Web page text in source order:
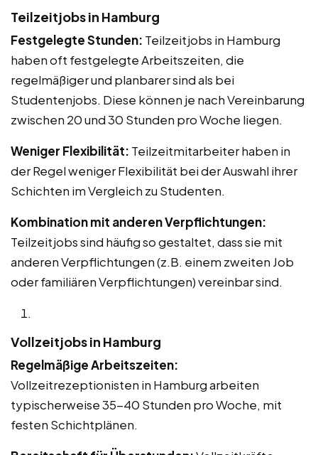
Teilzeitjobs in Hamburg
Festgelegte Stunden: Teilzeitjobs in Hamburg
haben oft festgelegte Arbeitszeiten, die
regelmäßiger und planbarer sind als bei
Studentenjobs. Diese können je nach Vereinbarung
zwischen 20 und 30 Stunden pro Woche liegen.
Weniger Flexibilität: Teilzeitmitarbeiter haben in
der Regel weniger Flexibilität bei der Auswahl ihrer
Schichten im Vergleich zu Studenten.
Kombination mit anderen Verpflichtungen:
Teilzeitjobs sind häufig so gestaltet, dass sie mit
anderen Verpflichtungen (z.B. einem zweiten Job
oder familiären Verpflichtungen) vereinbar sind.
Vollzeitjobs in Hamburg
Regelmäßige Arbeitszeiten:
Vollzeitrezeptionisten in Hamburg arbeiten
typischerweise 35-40 Stunden pro Woche, mit
festen Schichtplänen.